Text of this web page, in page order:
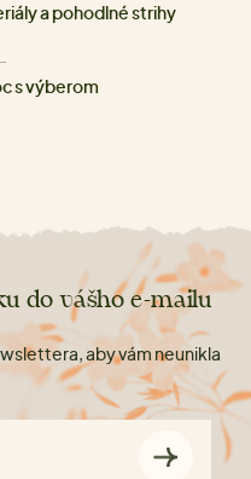
a pohodlné strihy
s výberom
do vášho e-mailu
aby vám neunikla